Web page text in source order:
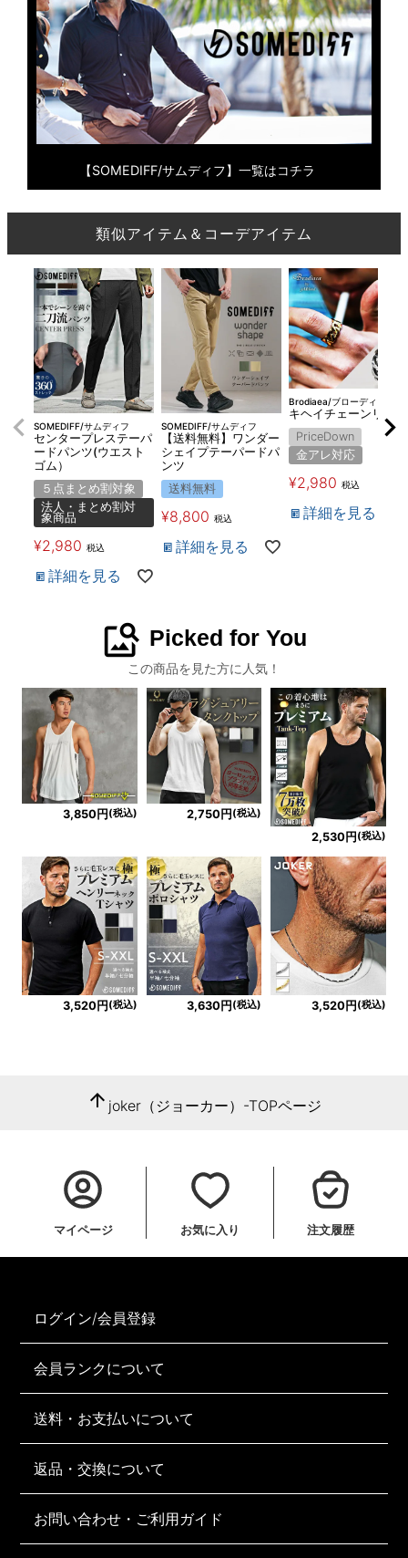
【SOMEDIFF/サムディフ】一覧はコチラ
類似アイテム＆コーデアイテム
SOMEDIFF/サムディフ
センタープレステーパ
ードパンツ(ウエスト
ゴム）
５点まとめ割対象
法人・まとめ割対
象商品
¥2,980 税込
詳細を見る
SOMEDIFF/サムディフ
【送料無料】ワンダー
シェイプテーパードパ
ンツ
送料無料
¥8,800 税込
詳細を見る
Brodiaea/ブローディア
キヘイチェーンリング
PriceDown
金アレ対応
¥2,980 税込
詳細を見る
image_search Picked for You
この商品を見た方に人気！
3,850円(税込) 2,750円(税込)
2,530円 (税込)
3,520円 (税込) 3,630円 (税込) 3,520円 (税込)
arrow_upward joker（ジョーカー）-TOPページ
マイページ お気に入り 注文履歴
ログイン/会員登録
会員ランクについて
送料・お支払いについて
返品・交換について
お問い合わせ・ご利用ガイド